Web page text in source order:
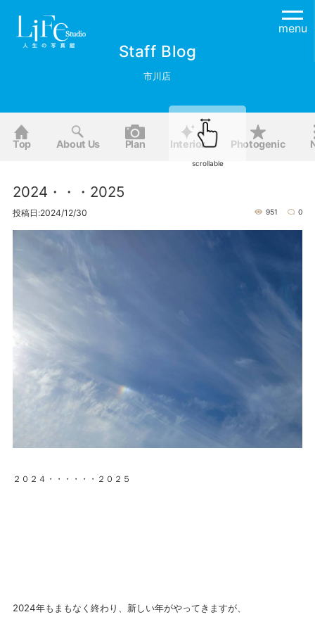
menu
Staff Blog
市川店
Top About Us Plan Interior Photogenic
scrollable
2024・・・2025
投稿日:2024/12/30 951 0
２０２４・・・・・・２０２５
2024年もまもなく終わり、新しい年がやってきますが、